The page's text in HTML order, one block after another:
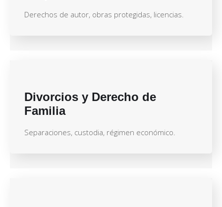
Derechos de autor, obras protegidas, licencias.
Divorcios y Derecho de
Familia
Separaciones, custodia, régimen económico.